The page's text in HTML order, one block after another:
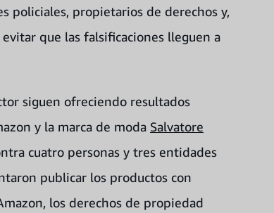
policiales, propietarios de derechos y,
que las falsificaciones lleguen a
siguen ofreciendo resultados
y la marca de moda Salvatore
cuatro personas y tres entidades
publicar los productos con
los derechos de propiedad